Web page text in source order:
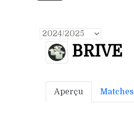
BRIVE
Aperçu Matches